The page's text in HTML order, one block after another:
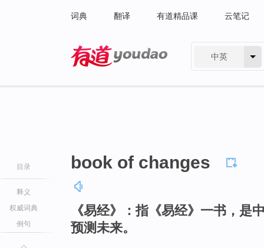
词典 翻译 有道精品课 云笔记
中英
目录
释义
权威词典
例句
book of changes
《易经》：指《易经》一书，是
预测未来。